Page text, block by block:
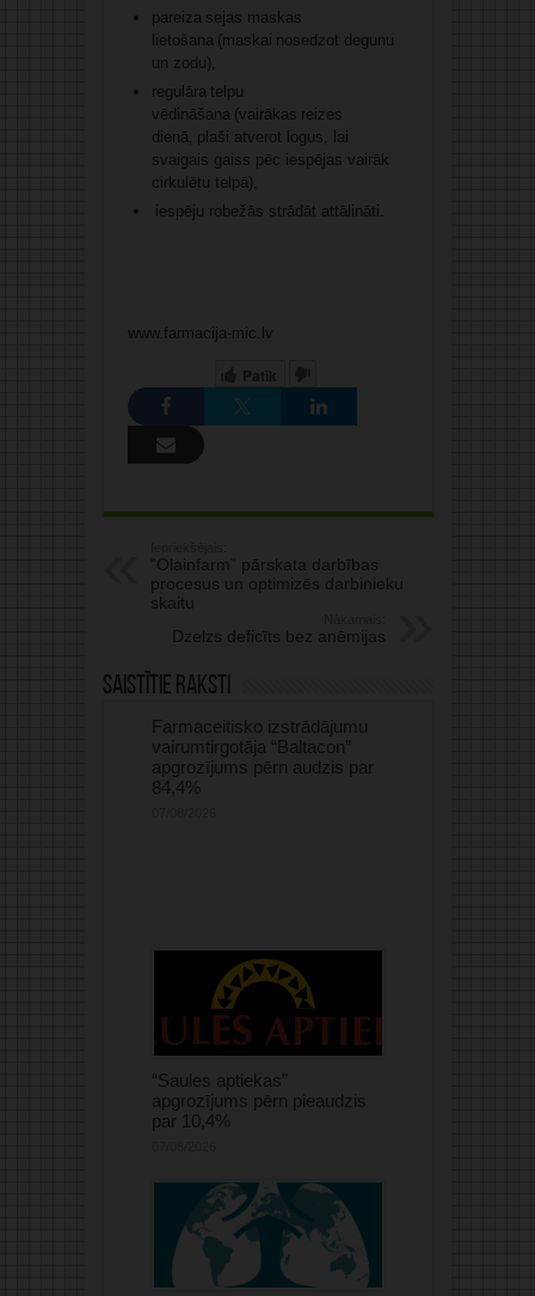
pareiza sejas maskas
lietošana (maskai nosedzot degunu
un zodu),
regulāra telpu
vēdināšana (vairākas reizes
dienā, plaši atverot logus, lai
svaigais gaiss pēc iespējas vairāk
cirkulētu telpā),
iespēju robežās strādāt attālināti.
www.farmacija-mic.lv
Patīk
“Olainfarm” pārskata darbības
procesus un optimizēs darbinieku
skaitu
Dzelzs deficīts bez anēmijas
Saistītie raksti
Farmaceitisko izstrādājumu
vairumtirgotāja “Baltacon”
apgrozījums pērn audzis par
84,4%
“Saules aptiekas”
apgrozījums pērn pieaudzis
par 10,4%